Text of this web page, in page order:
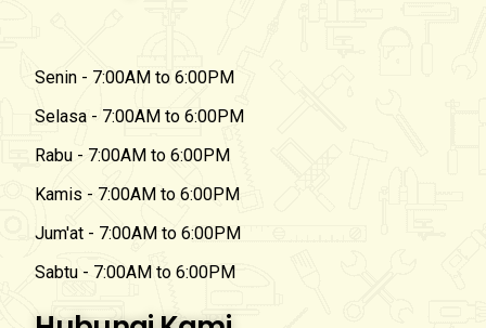
Senin - 7:00AM to 6:00PM
Selasa - 7:00AM to 6:00PM
Rabu - 7:00AM to 6:00PM
Kamis - 7:00AM to 6:00PM
Jum'at - 7:00AM to 6:00PM
Sabtu - 7:00AM to 6:00PM